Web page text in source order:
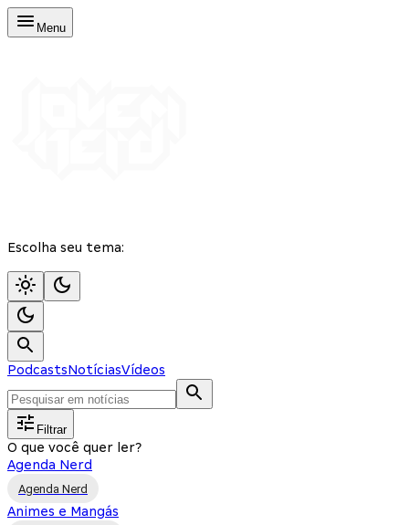
Menu
Escolha seu tema:
PodcastsNotíciasVídeos
Filtrar
O que você quer ler?
Agenda Nerd
Agenda Nerd
Animes e Mangás